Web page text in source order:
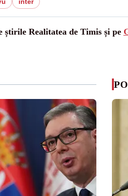
știrile Realitatea de Timis și pe